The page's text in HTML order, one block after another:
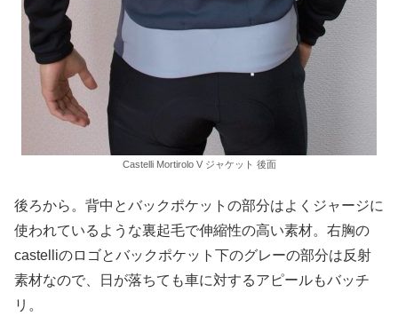
Castelli Mortirolo V ジャケット 後面
後ろから。背中とバックポケットの部分はよくジャージに
使われているような裏起毛で伸縮性の高い素材。右胸の
castelliのロゴとバックポケット下のグレーの部分は反射
素材なので、日が落ちても車に対するアピールもバッチ
リ。